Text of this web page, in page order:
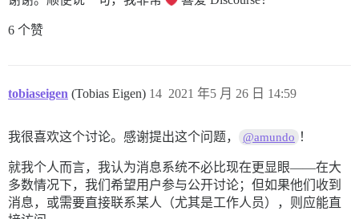
6 个赞
tobiaseigen (Tobias Eigen) 2021 年5 月 26 日 14:59
14
我很喜欢这个讨论。感谢提出这个问题， @amundo ！
就我个人而言，我认为消息系统不必比现在更显眼——在大
多数情况下，我们希望用户参与公开讨论；但如果他们收到
消息，或需要直接联系某人（尤其是工作人员），则应能直